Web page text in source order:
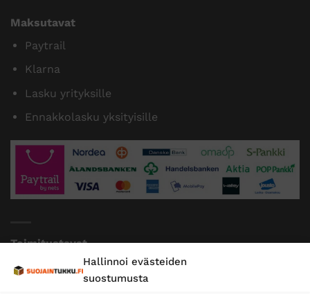
Hallinnoi evästeiden
suostumusta
Maksutavat
Paytrail
Klarna
Lasku yrityksille
Ennakkolasku yksityisille
Toimitustavat
Posti